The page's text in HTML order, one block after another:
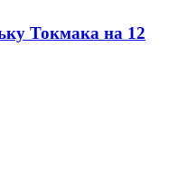
Токмака на 12